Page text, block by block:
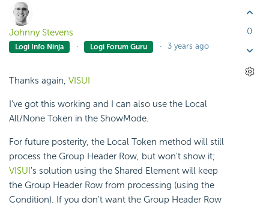
Johnny Stevens
Logi Info Ninja Logi Forum Guru 3 years ago
Thanks again, VISUI
I've got this working and I can also use the Local
All/None Token in the ShowMode.
For future posterity, the Local Token method will still
process the Group Header Row, but won't show it;
VISUI's solution using the Shared Element will keep
the Group Header Row from processing (using the
Condition). If you don't want the Group Header Row
0